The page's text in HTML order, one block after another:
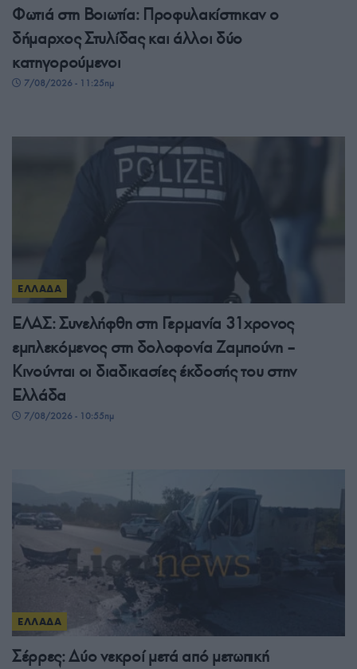
Φωτιά στη Βοιωτία: Προφυλακίστηκαν ο
δήμαρχος Στυλίδας και άλλοι δύο
κατηγορούμενοι
7/08/2026 - 11:25πμ
ΕΛΛΑΔΑ
ΕΛΑΣ: Συνελήφθη στη Γερμανία 31χρονος
εμπλεκόμενος στη δολοφονία Ζαμπούνη –
Κινούνται οι διαδικασίες έκδοσής του στην
Ελλάδα
7/08/2026 - 10:55πμ
ΕΛΛΑΔΑ
Σέρρες: Δύο νεκροί μετά από μετωπική